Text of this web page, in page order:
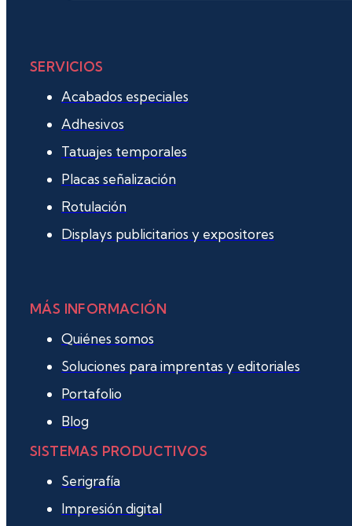
SERVICIOS
Acabados especiales
Adhesivos
Tatuajes temporales
Placas señalización
Rotulación
Displays publicitarios y expositores
MÁS INFORMACIÓN
Quiénes somos
Soluciones para imprentas y editoriales
Portafolio
Blog
SISTEMAS PRODUCTIVOS
Serigrafía
Impresión digital